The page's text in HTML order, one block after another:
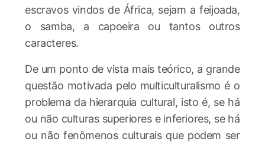
escravos vindos de África, sejam a feijoada,
o samba, a capoeira ou tantos outros
caracteres.
De um ponto de vista mais teórico, a grande
questão motivada pelo multiculturalismo é o
problema da hierarquia cultural, isto é, se há
ou não culturas superiores e inferiores, se há
ou não fenômenos culturais que podem ser